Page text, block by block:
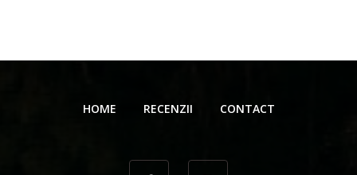
HOME RECENZII CONTACT